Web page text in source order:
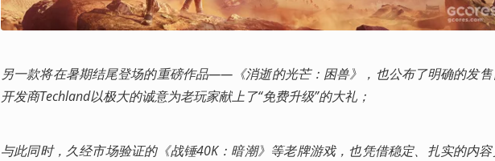
另一款将在暑期结尾登场的重磅作品——《消逝的光芒：困兽》，也公布了明确的发
开发商Techland以极大的诚意为老玩家献上了“免费升级”的大礼；
与此同时，久经市场验证的《战锤40K：暗潮》等老牌游戏，也凭借稳定、扎实的内容